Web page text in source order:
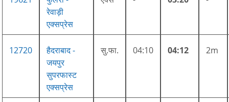
रेवाड़ी
एक्सप्रेस
12720
हैदराबाद -
जयपुर
सुपरफास्ट
एक्सप्रेस
सु.फा. 04:10 04:12 2m